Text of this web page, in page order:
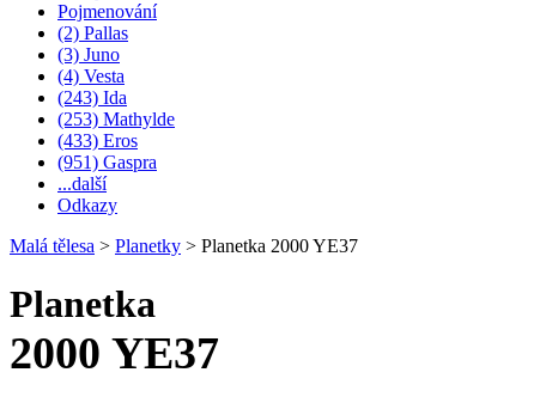
Pojmenování
(2) Pallas
(3) Juno
(4) Vesta
(243) Ida
(253) Mathylde
(433) Eros
(951) Gaspra
...další
Odkazy
Malá tělesa > Planetky > Planetka 2000 YE37
Planetka
2000 YE37